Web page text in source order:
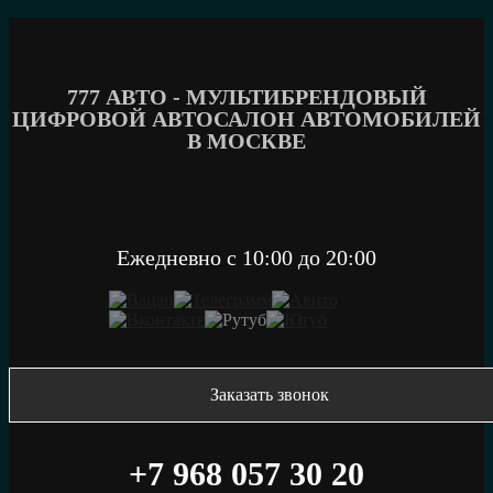
777 АВТО - МУЛЬТИБРЕНДОВЫЙ
ЦИФРОВОЙ АВТОСАЛОН АВТОМОБИЛЕЙ
В МОСКВЕ
Ежедневно c 10:00 до 20:00
Заказать звонок
+7 968 057 30 20